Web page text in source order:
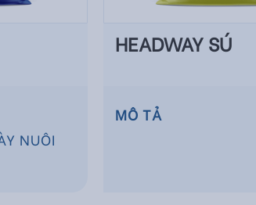
NUÔI
HEADWAY SÚ
MÔ TẢ